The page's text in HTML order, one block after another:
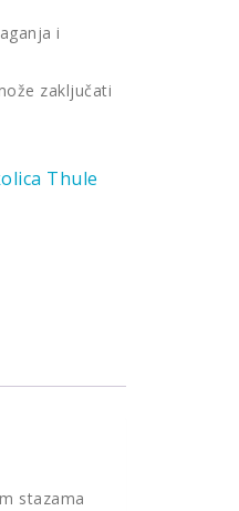
i
zaključati
Thule
stazama